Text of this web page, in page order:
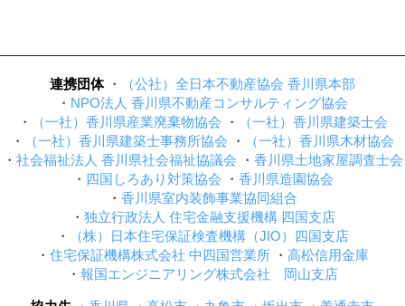
連携団体
（公社）全日本不動産協会 香川県本部
NPO法人 香川県不動産コンサルティング協会
（一社）香川県産業廃棄物協会
（一社）香川県建築士会
（一社）香川県建築士事務所協会
（一社）香川県木材協会
社会福祉法人 香川県社会福祉協議会
香川県土地家屋調査士会
四国しろあり対策協会
香川県造園協会
香川県室内装飾事業協同組合
独立行政法人 住宅金融支援機構 四国支店
（株）日本住宅保証検査機構（JIO）四国支店
住宅保証機構株式会社 中四国営業所
高松信用金庫
報国エンジニアリング株式会社 岡山支店